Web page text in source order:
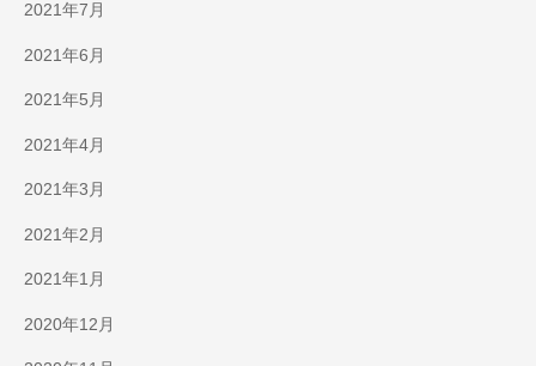
2021年7月
2021年6月
2021年5月
2021年4月
2021年3月
2021年2月
2021年1月
2020年12月